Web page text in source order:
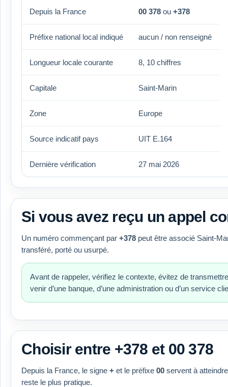
Depuis la France 00 378 ou +378
Préfixe national local indiqué aucun / non renseigné
Longueur locale courante 8, 10 chiffres
Capitale Saint-Marin
Zone Europe
Source indicatif pays UIT E.164
Dernière vérification 27 mai 2026
Si vous avez reçu un appel
Un numéro commençant par +378 peut être associé Saint-
transféré, porté ou usurpé.
Avant de rappeler, vérifiez le contexte, évitez de
venir d’une banque, d’une administration ou d’un service
Choisir entre +378 et 00 378
Depuis la France, le signe + et le préfixe 00 servent à
reste le plus pratique.